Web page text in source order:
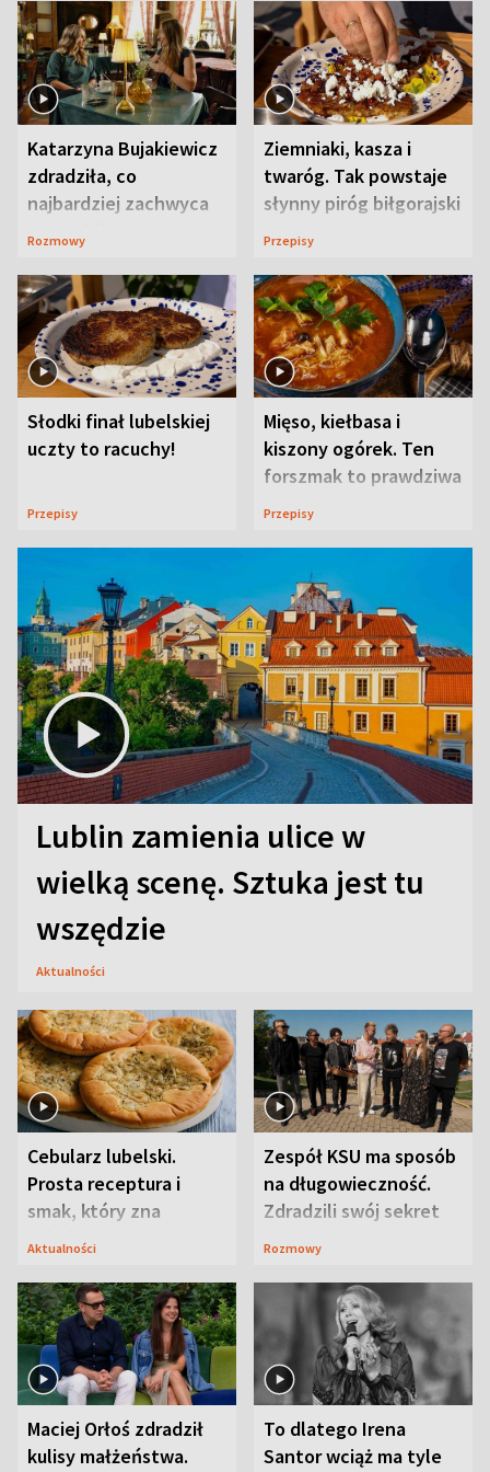
Katarzyna Bujakiewicz
zdradziła, co
najbardziej zachwyca
ją w Lublinie
Rozmowy
Ziemniaki, kasza i
twaróg. Tak powstaje
słynny piróg biłgorajski
Przepisy
Słodki finał lubelskiej
uczty to racuchy!
Przepisy
Mięso, kiełbasa i
kiszony ogórek. Ten
forszmak to prawdziwa
uczta
Przepisy
Lublin zamienia ulice w
wielką scenę. Sztuka jest tu
wszędzie
Aktualności
Cebularz lubelski.
Prosta receptura i
smak, który zna
Lubelszczyzna
Aktualności
Zespół KSU ma sposób
na długowieczność.
Zdradzili swój sekret
Rozmowy
Maciej Orłoś zdradził
kulisy małżeństwa.
To dlatego Irena
Santor wciąż ma tyle